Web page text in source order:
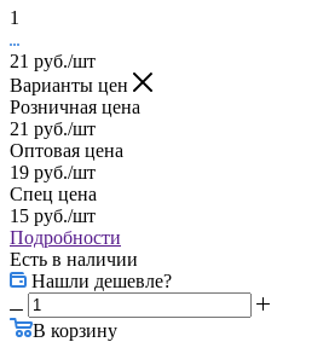
1
21 руб./шт
Варианты цен
Розничная цена
21 руб./шт
Оптовая цена
19 руб./шт
Спец цена
15 руб./шт
Подробности
Есть в наличии
Нашли дешевле?
В корзину